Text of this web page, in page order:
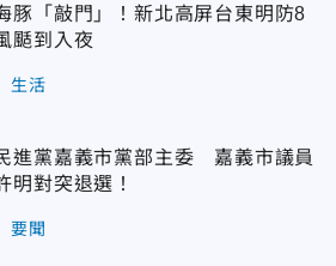
豚「敲門」！新北高屏台東明防8
颳到入夜
生活
進黨嘉義市黨部主委 嘉義市議員
明對突退選！
要聞